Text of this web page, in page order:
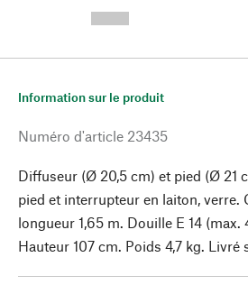
Information sur le produit
Numéro d'article 23435
Diffuseur (Ø 20,5 cm) et pied (Ø 21
pied et interrupteur en laiton, verre.
longueur 1,65 m. Douille E 14 (max.
Hauteur 107 cm. Poids 4,7 kg. Livré